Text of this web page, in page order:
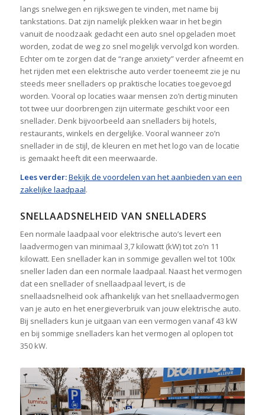
langs snelwegen en rijkswegen te vinden, met name bij
tankstations. Dat zijn namelijk plekken waar in het begin
vanuit de noodzaak gedacht een auto snel opgeladen moet
worden, zodat de weg zo snel mogelijk vervolgd kon worden.
Echter om te zorgen dat de “range anxiety” verder afneemt en
het rijden met een elektrische auto verder toeneemt zie je nu
steeds meer snelladers op praktische locaties toegevoegd
worden. Vooral op locaties waar mensen zo’n dertig minuten
tot twee uur doorbrengen zijn uitermate geschikt voor een
snellader. Denk bijvoorbeeld aan snelladers bij hotels,
restaurants, winkels en dergelijke. Vooral wanneer zo’n
snellader in de stijl, de kleuren en met het logo van de locatie
is gemaakt heeft dit een meerwaarde.
Lees verder:Bekijk de voordelen van het aanbieden van een
zakelijke laadpaal.
SNELLAADSNELHEID VAN SNELLADERS
Een normale laadpaal voor elektrische auto’s levert een
laadvermogen van minimaal 3,7 kilowatt (kW) tot zo’n 11
kilowatt. Een snellader kan in sommige gevallen wel tot 100x
sneller laden dan een normale laadpaal. Naast het vermogen
dat een snellader of snellaadpaal levert, is de
snellaadsnelheid ook afhankelijk van het snellaadvermogen
van je auto en het energieverbruik van jouw elektrische auto.
Bij snelladers kun je uitgaan van een vermogen vanaf 43 kW
en bij sommige snelladers kan het vermogen al oplopen tot
350 kW.